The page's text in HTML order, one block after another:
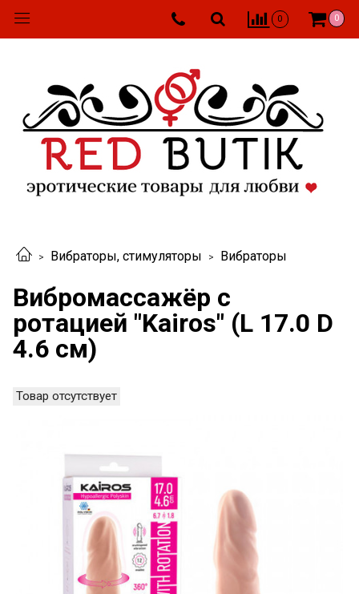
0 0
Вибраторы, стимуляторы Вибраторы
Вибромассажёр с
ротацией "Kairos" (L 17.0 D
4.6 см)
Товар отсутствует